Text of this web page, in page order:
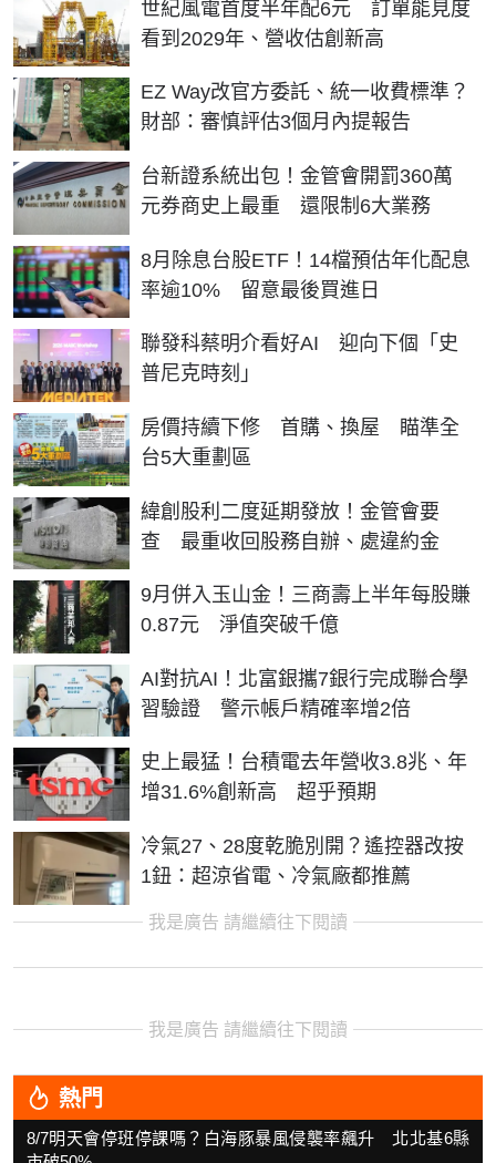
世紀風電首度半年配6元 訂單能見度
看到2029年、營收估創新高
EZ Way改官方委託、統一收費標準？
財部：審慎評估3個月內提報告
台新證系統出包！金管會開罰360萬
元券商史上最重 還限制6大業務
8月除息台股ETF！14檔預估年化配息
率逾10% 留意最後買進日
聯發科蔡明介看好AI 迎向下個「史
普尼克時刻」
房價持續下修 首購、換屋 瞄準全
台5大重劃區
緯創股利二度延期發放！金管會要
查 最重收回股務自辦、處違約金
9月併入玉山金！三商壽上半年每股賺
0.87元 淨值突破千億
AI對抗AI！北富銀攜7銀行完成聯合學
習驗證 警示帳戶精確率增2倍
史上最猛！台積電去年營收3.8兆、年
增31.6%創新高 超乎預期
冷氣27、28度乾脆別開？遙控器改按
1鈕：超涼省電、冷氣廠都推薦
我是廣告 請繼續往下閱讀
我是廣告 請繼續往下閱讀
熱門
8/7明天會停班停課嗎？白海豚暴風侵襲率飆升 北北基6縣